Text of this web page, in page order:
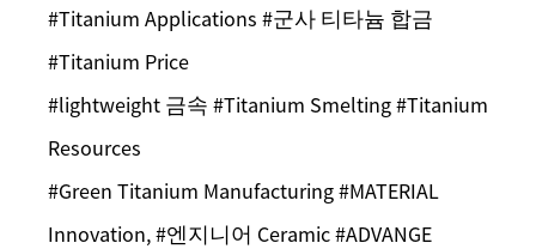
#Titanium Applications #군사 티타늄 합금
#Titanium Price
#lightweight 금속 #Titanium Smelting #Titanium
Resources
#Green Titanium Manufacturing #MATERIAL
Innovation, #엔지니어 Ceramic #ADVANGE